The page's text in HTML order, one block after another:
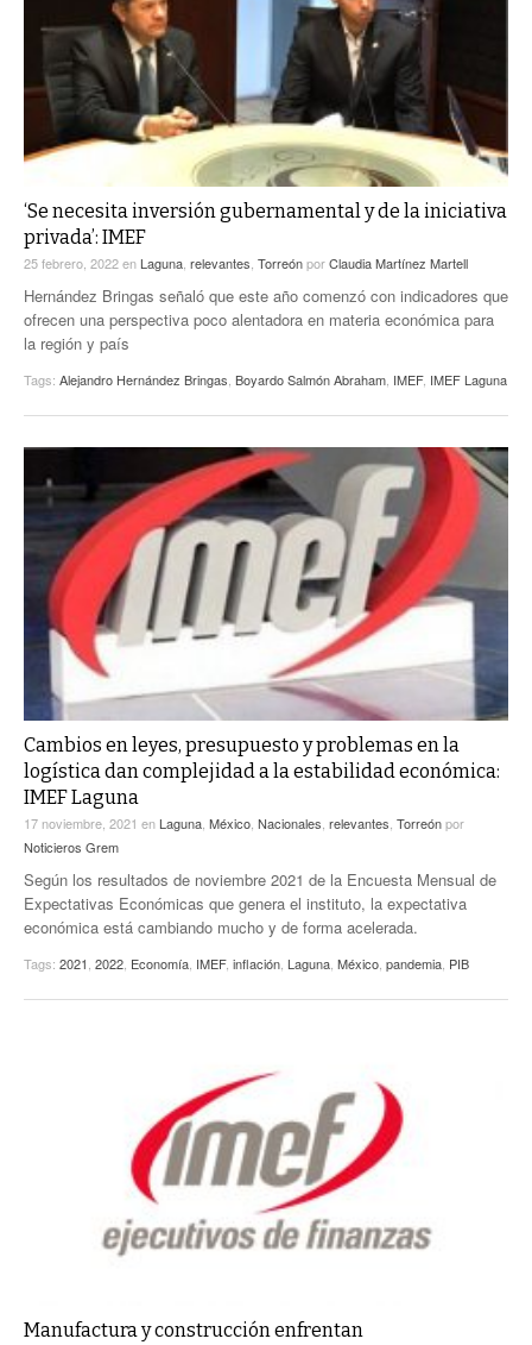
‘Se necesita inversión gubernamental y de la iniciativa
privada’: IMEF
25 febrero, 2022en Laguna relevantes TorreónporClaudia Martínez Martell
Hernández Bringas señaló que este año comenzó con indicadores que
ofrecen una perspectiva poco alentadora en materia económica para
la región y país
Tags: Alejandro Hernández Bringas Boyardo Salmón Abraham IMEF, IMEF Laguna
Cambios en leyes, presupuesto y problemas en la
logística dan complejidad a la estabilidad económica:
IMEF Laguna
17 noviembre, 2021 en Laguna, México, Nacionales, relevantes, Torreónpor
Noticieros Grem
Según los resultados de noviembre 2021 de la Encuesta Mensual de
Expectativas Económicas que genera el instituto, la expectativa
económica está cambiando mucho y de forma acelerada.
Tags: 2021, 2022, Economía, IMEF, inflación, Laguna, México, pandemia, PIB
Manufactura y construcción enfrentan